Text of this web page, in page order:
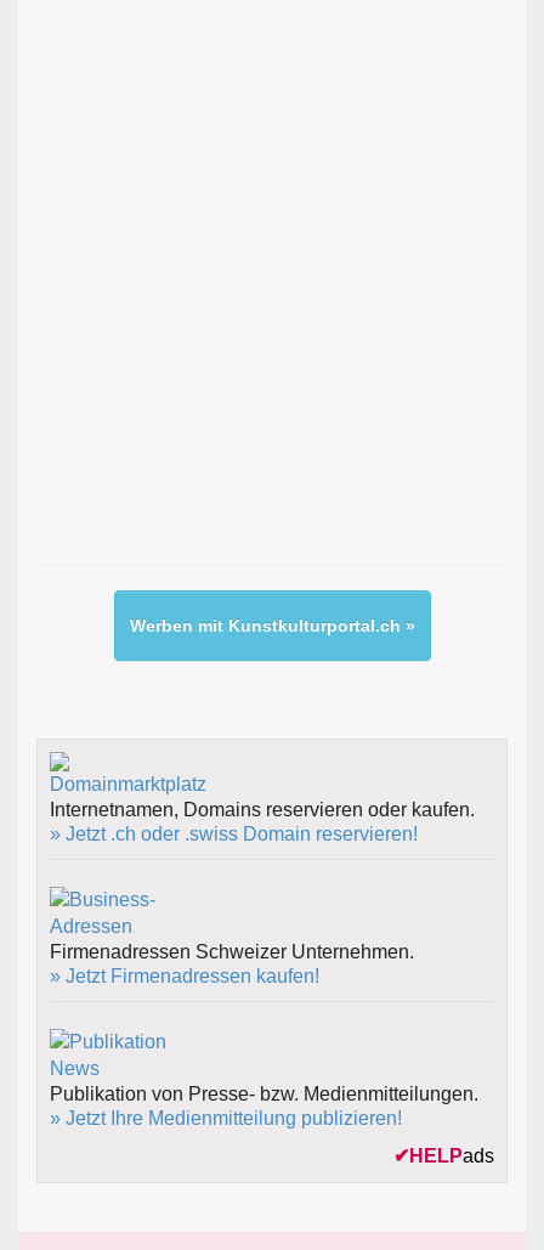
Werben mit Kunstkulturportal.ch »
Internetnamen, Domains reservieren oder kaufen.
» Jetzt .ch oder .swiss Domain reservieren!
Firmenadressen Schweizer Unternehmen.
» Jetzt Firmenadressen kaufen!
Publikation von Presse- bzw. Medienmitteilungen.
» Jetzt Ihre Medienmitteilung publizieren!
✔ HELPads